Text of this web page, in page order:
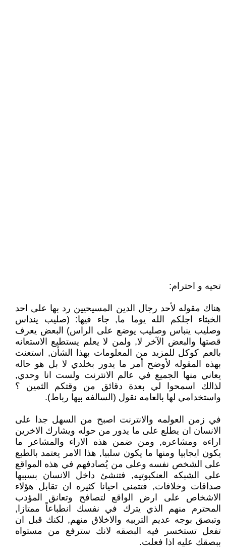
تحيه و احترام:
هناك مقوله لأحد رجال الدين المسيحيين رد بها على احد
الخبثاء اجلكم الله يوما ما, جاء فيها: (صليب ينداس
وصليب ينباس وصليب يوضع على الراس) البعض يعرف
قصتها والبعض الآخر لا, ولمن لا يعلم يستطيع الاستعانه
بالعم كوكل للمزيد من المعلومات بهذا الشأن, استعنت
بهذه المقوله لأوضح أمر ما يدور بخلدي لا بل هو حاله
يعاني منها الجميع في عالم الانترنت ولست انا وحدي,
لذالك اسمحوا لي بعدة دقائق من وقتكم الثمين ؟
واستخدامي لها بالعامه نقول (السالفه بيها رباط).
في زمن العولمه والانترنت اصبح من السهل جدا على
الانسان ان يطلع على ما يدور من حوله ويشارك الاخرين
اراءه ومشاعره, ومن ضمن هذه الاراء والمشاعر ما
يكون ايجابيا ومنها ما يكون سلبيا, هذا الامر يعتمد بالطبع
على الشخص نفسه وعلى من يُصادفهم في هذه المواقع
على الشبكه العنكبوتيه, فتنشئ داخل الانسان بسببها
صداقات وخلافات, فتتمنى احيانا كثيره ان تقابل هؤلاء
الاشخاص على ارض الواقع لتصافح وتعانق المؤدب
المحترم منهم الذي يترك في نفسك انطباعاً ممتازا,
وتبصق بوجه عديم التربيه والاخلاق منهم, لكنك قبل ان
تفعل تستخسر فيه البصقه لانك سترفع من مستواه
ببصقك عليه اذا فعلت.